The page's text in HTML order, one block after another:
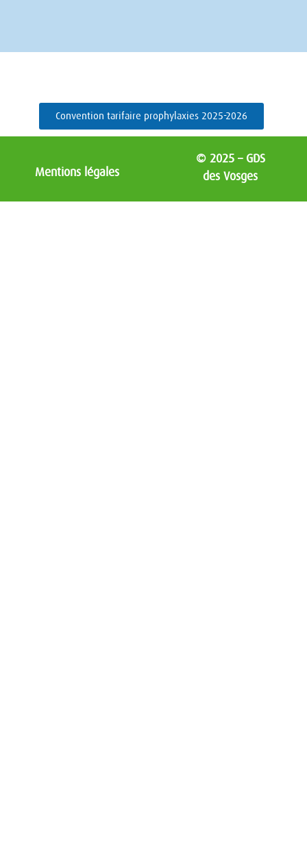
Convention tarifaire prophylaxies 2025-2026
Mentions légales
© 2025 – GDS
des Vosges